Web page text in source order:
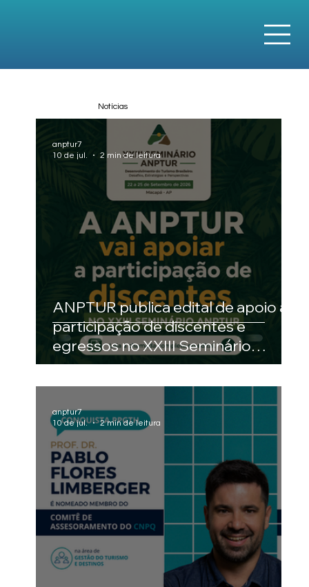
Notícias
ANPTUR publica edital de apoio à
participação de discentes e
egressos no XXIII Seminário
ANPTUR
anptur7
10 de jul.
2 min de leitura
anptur7
10 de jul.
2 min de leitura